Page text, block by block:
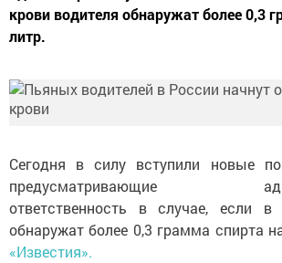
крови водителя обнаружат более 0,3
литр.
Сегодня в силу вступили новые
предусматривающие
ответственность в случае, если в
обнаружат более 0,3 грамма спирта
«Известия».